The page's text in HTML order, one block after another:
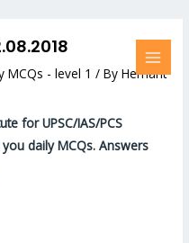
MCQs - level 1 / ByHemant
for UPSC/IAS/PCS
daily MCQs. Answers